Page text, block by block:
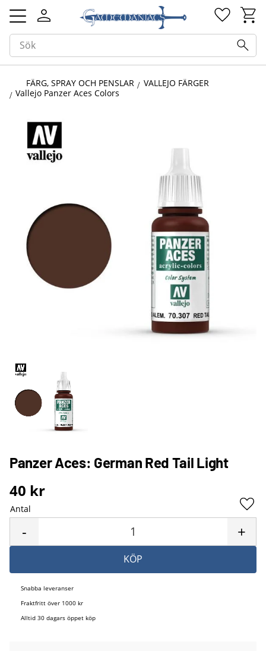
Meny
FÄRG, SPRAY OCH PENSLAR
VALLEJO FÄRGER
Vallejo Panzer Aces Colors
Panzer Aces: German Red Tail Light
40 kr
Antal
+
-
KÖP
Snabba leveranser
Fraktfritt över 1000 kr
Alltid 30 dagars öppet köp